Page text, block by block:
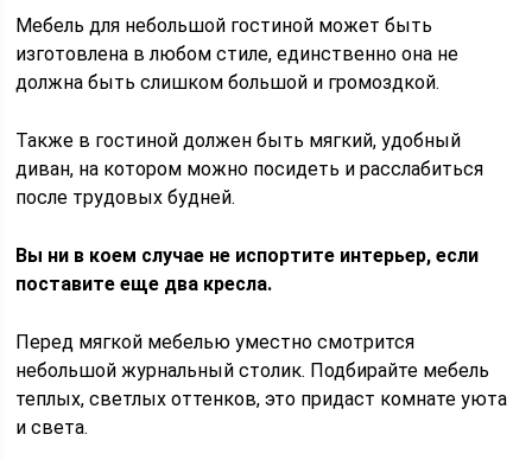
Мебель для небольшой гостиной может быть
изготовлена в любом стиле, единственно она не
должна быть слишком большой и громоздкой.
Также в гостиной должен быть мягкий, удобный
диван, на котором можно посидеть и расслабиться
после трудовых будней.
Вы ни в коем случае не испортите интерьер, если
поставите еще два кресла.
Перед мягкой мебелью уместно смотрится
небольшой журнальный столик. Подбирайте мебель
теплых, светлых оттенков, это придаст комнате уюта
и света.